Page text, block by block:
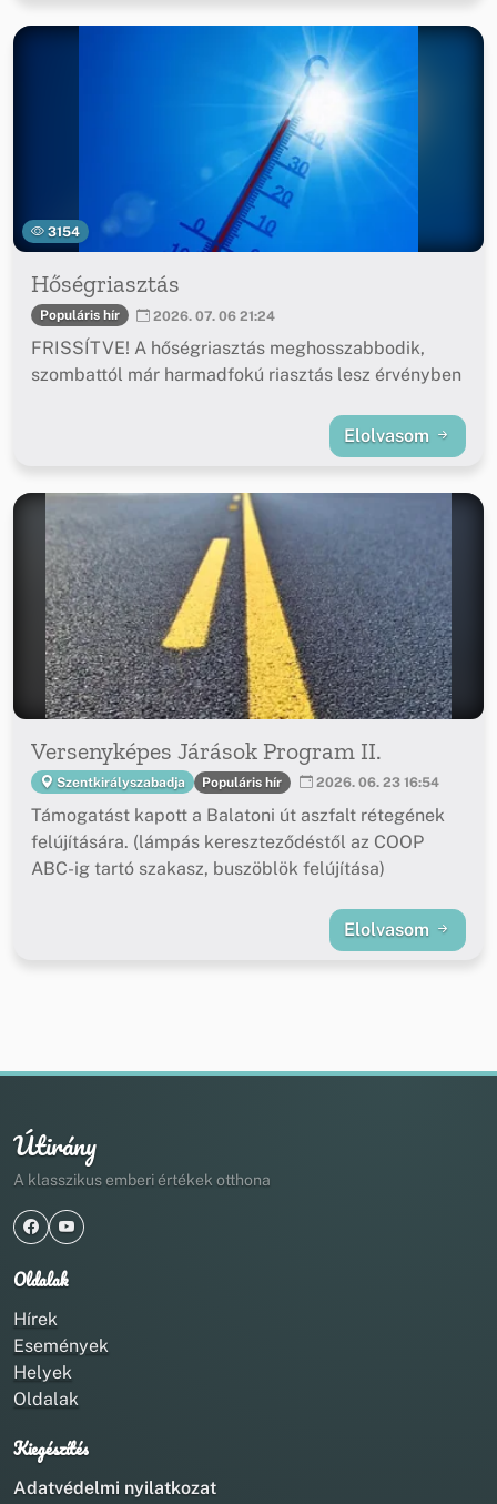
3154
Hőségriasztás
Populáris hír 2026. 07. 06 21:24
FRISSÍTVE! A hőségriasztás meghosszabbodik,
szombattól már harmadfokú riasztás lesz érvényben
Elolvasom
Versenyképes Járások Program II.
Szentkirályszabadja Populáris hír 2026. 06. 23 16:54
Támogatást kapott a Balatoni út aszfalt rétegének
felújítására. (lámpás kereszteződéstől az COOP
ABC-ig tartó szakasz, buszöblök felújítása)
Elolvasom
Útirány
A klasszikus emberi értékek otthona
Oldalak
Hírek
Események
Helyek
Oldalak
Kiegészítés
Adatvédelmi nyilatkozat